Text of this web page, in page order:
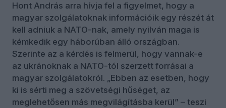
Hont András arra hívja fel a figyelmet, hogy a
magyar szolgálatoknak információik egy részét át
kell adniuk a NATO-nak, amely nyilván maga is
kémkedik egy háborúban álló országban.
Szerinte az a kérdés is felmerül, hogy vannak-e
az ukránoknak a NATO-tól szerzett forrásai a
magyar szolgálatokról. „Ebben az esetben, hogy
ki is sérti meg a szövetségi hűséget, az
meglehetősen más megvilágításba kerül” – teszi